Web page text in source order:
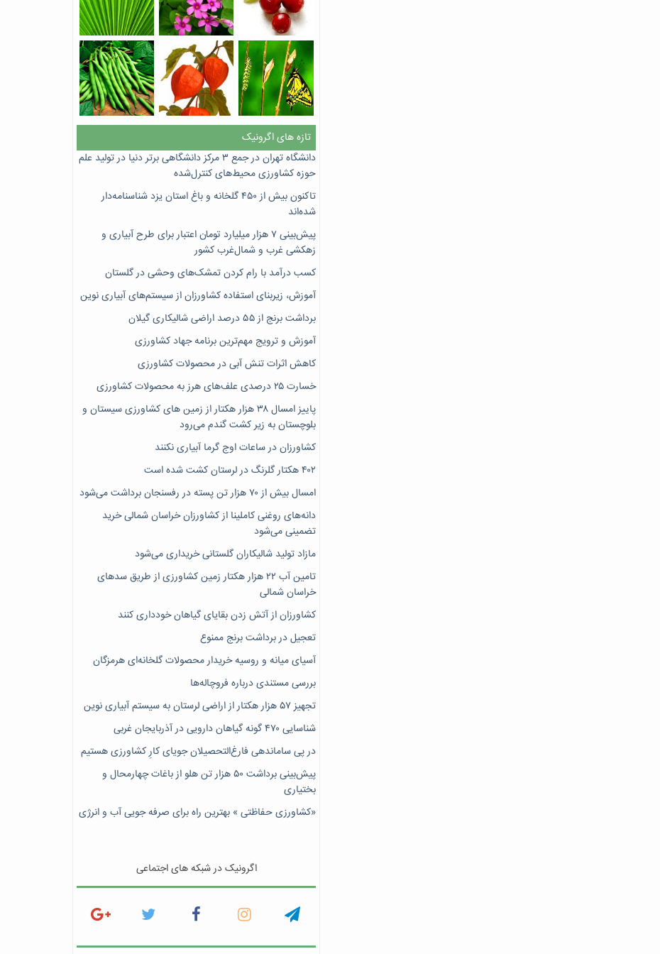
تازه های اگرونیک
دانشگاه تهران در جمع ۳ مرکز دانشگاهی برتر دنیا در تولید علم
حوزه کشاورزی محیط‌های کنترل‌شده
تاکنون بیش از ۴۵۰ گلخانه و باغ استان یزد شناسنامه‌دار
شده‌اند
پیش‌بینی ۷‌ هزار میلیارد تومان اعتبار برای طرح آبیاری و
زهکشی غرب و شمال‌غرب کشور
کسب درآمد با رام کردن تمشک‌های وحشی در گلستان
آموزش، زیربنای استفاده کشاورزان از سیستم‌های آبیاری نوین
برداشت برنج از ۵۵ درصد اراضی شالیکاری گیلان
آموزش و ترویج مهم‌ترین برنامه جهاد کشاورزی
کاهش اثرات تنش آبی در محصولات کشاورزی
خسارت ۲۵ درصدی علف‌های هرز به محصولات کشاورزی
پاییز امسال ۳۸ هزار هکتار از زمین های کشاورزی سیستان و
بلوچستان به زیر کشت گندم می‌رود
کشاورزان در ساعات اوج گرما آبیاری نکنند
۴۰۲ هکتار گلرنگ در لرستان کشت شده است
امسال بیش از ۷۰ هزار تن پسته در رفسنجان برداشت می‌شود
دانه‌های روغنی کاملینا از کشاورزان خراسان شمالی خرید
تضمینی می‌شود
مازاد تولید شالیکاران گلستانی خریداری می‌شود
تامین آب ۲۲ هزار هکتار زمین کشاورزی از طریق سدهای
خراسان شمالی
کشاورزان از آتش زدن بقایای گیاهان خودداری کنند
تعجیل در برداشت برنج ممنوع
آسیای میانه و روسیه خریدار محصولات گلخانه‌ای هرمزگان
بررسی مستندی درباره فروچاله‌ها
تجهیز ۵۷ هزار هکتار از اراضی لرستان به سیستم آبیاری نوین
شناسایی ۴۷٠ گونه گیاهان دارویی در آذربایجان غربی
در پی ساماندهی فارغ‌التحصیلان جویای کارِ کشاورزی هستیم
پیش‎‌بینی برداشت ۵۰ هزار تن هلو از باغات چهارمحال و
بختیاری
«کشاورزی حفاظتی » بهترین راه برای صرفه جویی آب و انرژی
اگرونیک در شبکه های اجتماعی